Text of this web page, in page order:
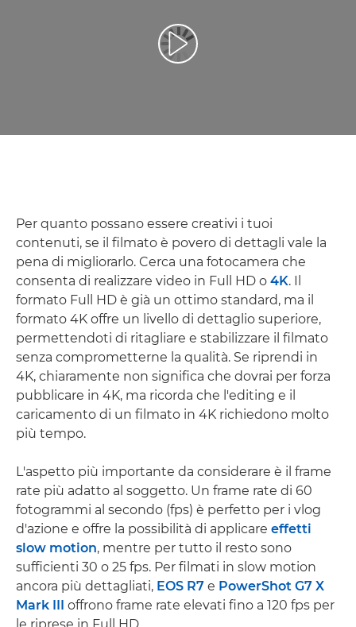
Riproduci il video
Per quanto possano essere creativi i tuoi
contenuti, se il filmato è povero di dettagli vale la
pena di migliorarlo. Cerca una fotocamera che
consenta di realizzare video in Full HD o 4K. Il
formato Full HD è già un ottimo standard, ma il
formato 4K offre un livello di dettaglio superiore,
permettendoti di ritagliare e stabilizzare il filmato
senza comprometterne la qualità. Se riprendi in
4K, chiaramente non significa che dovrai per forza
pubblicare in 4K, ma ricorda che l'editing e il
caricamento di un filmato in 4K richiedono molto
più tempo.
L'aspetto più importante da considerare è il frame
rate più adatto al soggetto. Un frame rate di 60
fotogrammi al secondo (fps) è perfetto per i vlog
d'azione e offre la possibilità di applicare effetti
slow motion, mentre per tutto il resto sono
sufficienti 30 o 25 fps. Per filmati in slow motion
ancora più dettagliati, EOS R7 e PowerShot G7 X
Mark III offrono frame rate elevati fino a 120 fps per